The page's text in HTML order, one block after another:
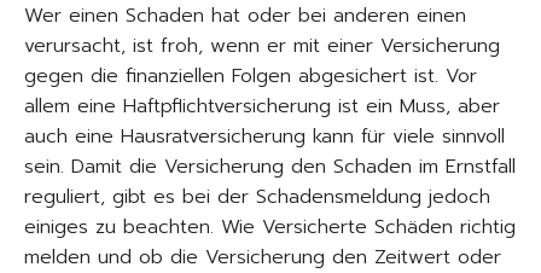
Wer einen Schaden hat oder bei anderen einen
verursacht, ist froh, wenn er mit einer Versicherung
gegen die finanziellen Folgen abgesichert ist. Vor
allem eine Haftpflichtversicherung ist ein Muss, aber
auch eine Hausratversicherung kann für viele sinnvoll
sein. Damit die Versicherung den Schaden im Ernstfall
reguliert, gibt es bei der Schadensmeldung jedoch
einiges zu beachten. Wie Versicherte Schäden richtig
melden und ob die Versicherung den Zeitwert oder